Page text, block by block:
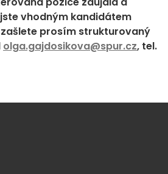
vhodným kandidátem
prosím strukturovaný
olga.gajdosikova@spur.cz, tel.